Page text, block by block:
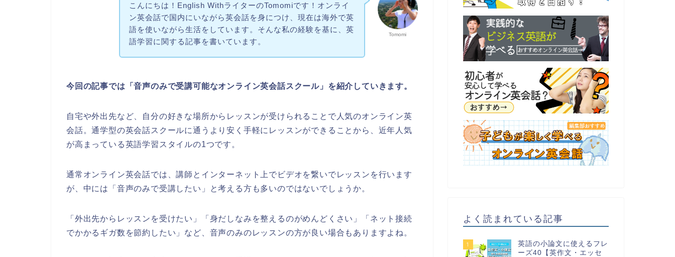
Tomomi
こんにちは！English WithライターのTomomiです！オンライ
ン英会話で国内にいながら英会話を身につけ、現在は海外で英
語を使いながら生活をしています。そんな私の経験を基に、英
語学習に関する記事を書いています。
今回の記事では「音声のみで受講可能なオンライン英会話スクール」を紹介していきます。
自宅や外出先など、自分の好きな場所からレッスンが受けられることで人気のオンライン英
会話。通学型の英会話スクールに通うより安く手軽にレッスンができることから、近年人気
が高まっている英語学習スタイルの1つです。
通常オンライン英会話では、講師とインターネット上でビデオを繋いでレッスンを行います
が、中には「音声のみで受講したい」と考える方も多いのではないでしょうか。
「外出先からレッスンを受けたい」「身だしなみを整えるのがめんどくさい」「ネット接続
でかかるギガ数を節約したい」など、音声のみのレッスンの方が良い場合もありますよね。
よく読まれている記事
1
英語の小論文に使えるフレ
ーズ40【英作文・エッセ